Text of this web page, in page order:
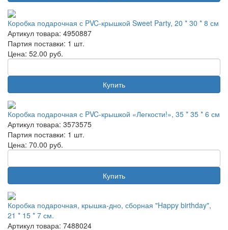
Коробка подарочная с PVC-крышкой Sweet Party, 20 * 30 * 8 см
Артикул товара: 4950887
Партия поставки: 1 шт.
Цена: 52.00 руб.
Купить
Коробка подарочная с PVC-крышкой «Легкости!», 35 * 35 * 6 см
Артикул товара: 3573575
Партия поставки: 1 шт.
Цена: 70.00 руб.
Купить
Коробка подарочная, крышка-дно, сборная "Happy birthday",
21 * 15 * 7 см.
Артикул товара: 7488024